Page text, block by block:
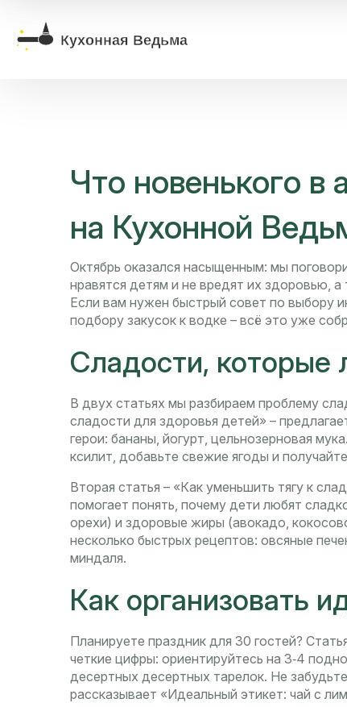
Что новенького в
на Кухонной
Октябрь оказался насыщенным: мы
нравятся детям и не вредят их здоровью,
Если вам нужен быстрый совет по выбору
подбору закусок к водке – всё это уже
Сладости,
В двух статьях мы разбираем проблему
сладости для здоровья детей» –
герои: бананы, йогурт, цельнозерновая
ксилит, добавьте свежие ягоды и
Вторая статья – «Как уменьшить тягу к
помогает понять, почему дети любят
орехи) и здоровые жиры (авокадо,
несколько быстрых рецептов: овсяные
миндаля.
Как организовать
Планируете праздник для 30 гостей?
четкие цифры: ориентируйтесь на 3‑4
десертных десертных тарелок. Не
рассказывает «Идеальный этикет: чай с